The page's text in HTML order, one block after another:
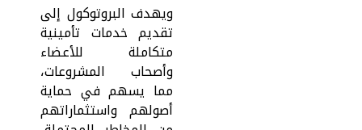
ويهدف البروتوكول إلى
تقديم خدمات تأمينية
متكاملة للأعضاء
وأصحاب المشروعات،
مما يسهم في حماية
أصولهم واستثماراتهم